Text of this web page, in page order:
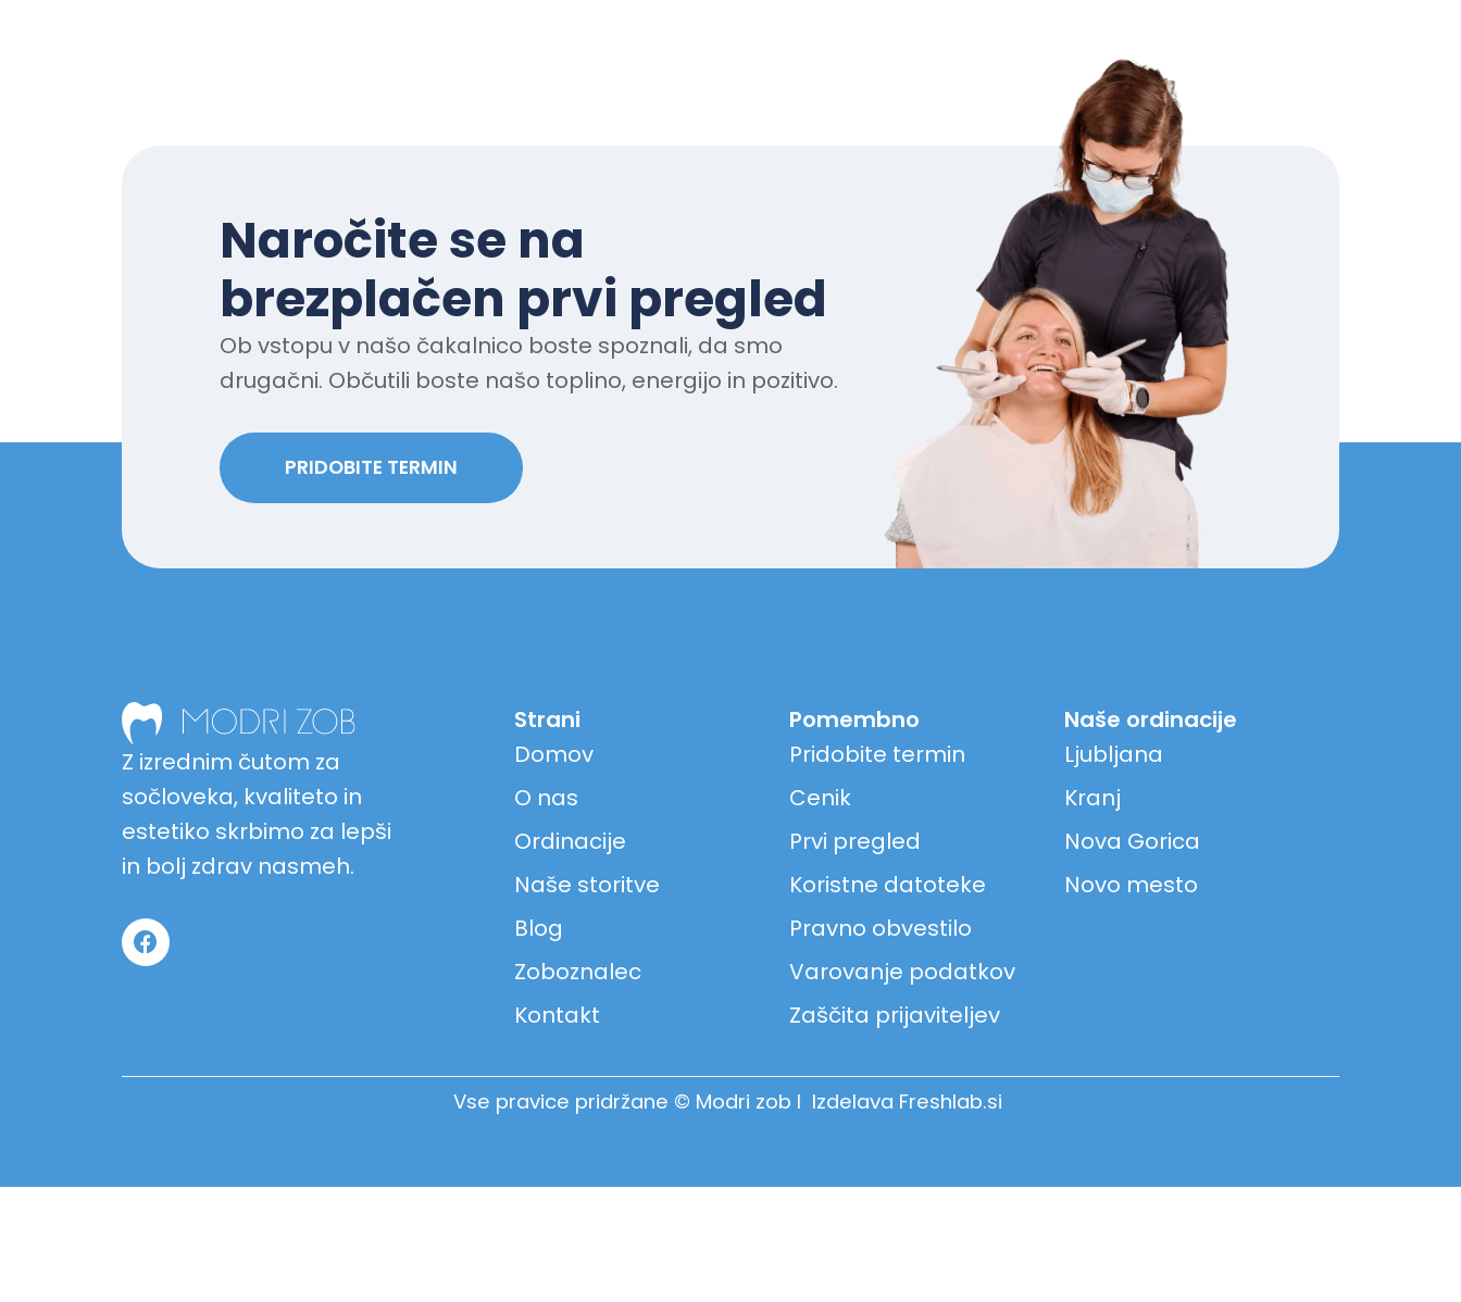
Naročite se na
brezplačen prvi pregled
Ob vstopu v našo čakalnico boste spoznali, da smo
drugačni. Občutili boste našo toplino, energijo in pozitivo.
PRIDOBITE TERMIN
Z izrednim čutom za
sočloveka, kvaliteto in
estetiko skrbimo za lepši
in bolj zdrav nasmeh.
Strani
Domov
O nas
Ordinacije
Naše storitve
Blog
Zoboznalec
Kontakt
Pomembno
Pridobite termin
Cenik
Prvi pregled
Koristne datoteke
Pravno obvestilo
Varovanje podatkov
Zaščita prijaviteljev
Naše ordinacije
Ljubljana
Kranj
Nova Gorica
Novo mesto
Vse pravice pridržane © Modri zob I Izdelava Freshlab.si